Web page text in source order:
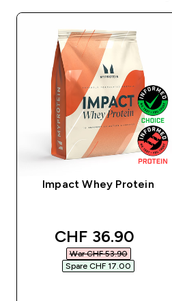
Impact Whey Protein
discounted price
CHF 36.90‎
War CHF 53.90‎
Spare CHF 17.00‎